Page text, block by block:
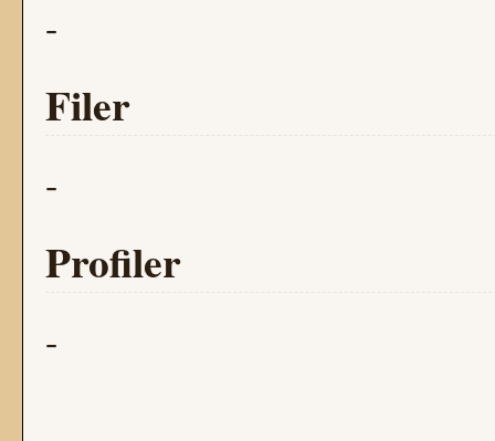
-
Filer
-
Profiler
-